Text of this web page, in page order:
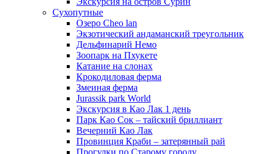
Сухопутные
Озеро Cheo lan
Экзотический андаманский треугольник
Дельфинарий Немо
Зоопарк на Пхукете
Катание на слонах
Крокодиловая ферма
Змеиная ферма
Jurassik park World
Экскурсия в Као Лак 1 день
Парк Као Сок – тайский бриллиант
Вечерний Као Лак
Провинция Краби – затерянный рай
Прогулки по Старому городу